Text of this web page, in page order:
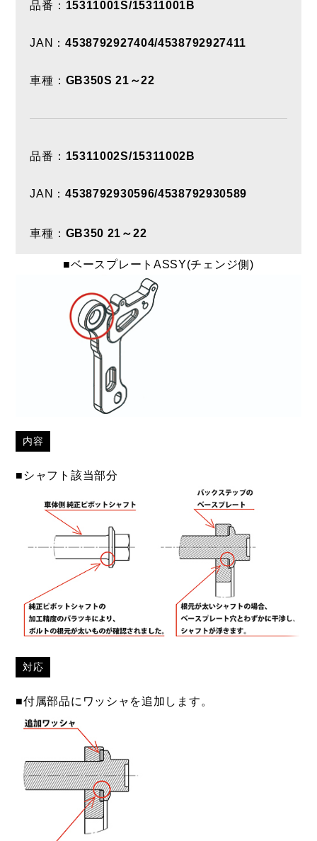
品番： 15311001S/15311001B
JAN：4538792927404/4538792927411
車種： GB350S 21～22
品番： 15311002S/15311002B
JAN：4538792930596/4538792930589
車種： GB350 21～22
■ベースプレートASSY(チェンジ側)
内容
■シャフト該当部分
対応
■付属部品にワッシャを追加します。